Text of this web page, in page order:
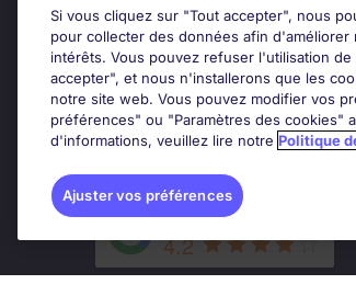
Nos bureaux en France
Nous contacter
Nous rejoindre
Google Rating
4.2
Si vous cliquez sur "Tout accepter", nous
pour collecter des données afin
intérêts. Vous pouvez refuser l'utilisation
accepter", et nous n'installerons que les
notre site web. Vous pouvez modifier vos
préférences" ou "Paramètres des cookies"
d'informations, veuillez lire notre Politique
Ajuster vos préférences